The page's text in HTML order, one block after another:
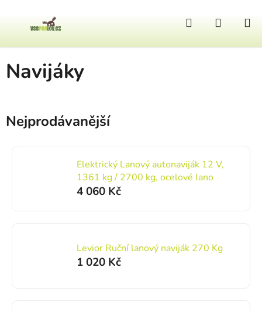
Hledat
Domů
Navijáky
Nejprodávanější
Elektrický Lanový autonaviják 12 V,
1361 kg / 2700 kg, ocelové lano
4 060 Kč
Levior Ruční lanový naviják 270 Kg
1 020 Kč